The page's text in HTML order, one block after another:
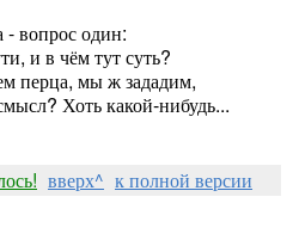
- вопрос один:
и в чём тут суть?
перца, мы ж зададим,
Хоть какой-нибудь...
вверх^ к полной версии